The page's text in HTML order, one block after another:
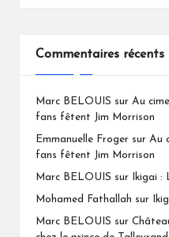
Commentaires récents
Marc BELOUIS sur Au
fans fêtent Jim Morrison
Emmanuelle Froger sur Au
fans fêtent Jim Morrison
Marc BELOUIS sur Ikigai :
Mohamed Fathallah sur
Marc BELOUIS sur